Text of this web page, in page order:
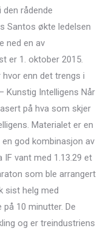
rådende
Santos økte ledelsen
ned en av
er 1. oktober 2015.
enn det trengs i
Kunstig Intelligens Når
på hva som skjer
Materialet er en
god kombinasjon av
vant med 1.13.29 et
som ble arrangert
sist helg med
10 minutter. De
og er treindustriens